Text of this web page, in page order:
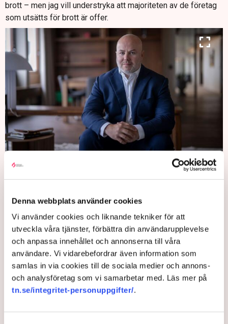
Denna webbplats använder cookies
Vi använder cookies och liknande tekniker för att
utveckla våra tjänster, förbättra din användarupplevelse
och anpassa innehållet och annonserna till våra
användare. Vi vidarebefordrar även information som
samlas in via cookies till de sociala medier och annons-
och analysföretag som vi samarbetar med. Läs mer på
tn.se/integritet-personuppgifter/.
brott – men jag vill understryka att majoriteten av de företag
som utsätts för brott är offer.
Sven-Olov Daunfeldt, chefsekonom på Svenskt Näringsliv. Bild: Kate
Sven-Olov Daunfeldt. Den är ett tecken på bristande
förtroende för polisens förmåga att hantera brott mot företag.
– Många företagare anmäler inte brott eftersom de anser att
det inte är någon idé. Då får vi ett rättsosäkert samhälle som
hotar tillväxt och investeringar.
Jale Poljarevius säger att han har förståelse för
uppfattningen att anmälningar inte alltid leder till att brott
– Vi är medvetna om den förbättringspotential som vi har